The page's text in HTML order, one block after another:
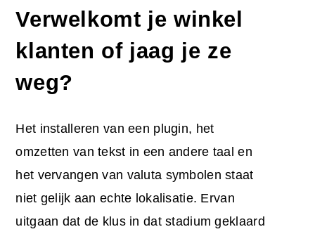
Verwelkomt je winkel
klanten of jaag je ze
weg?
Het installeren van een plugin, het
omzetten van tekst in een andere taal en
het vervangen van valuta symbolen staat
niet gelijk aan echte lokalisatie. Ervan
uitgaan dat de klus in dat stadium geklaard